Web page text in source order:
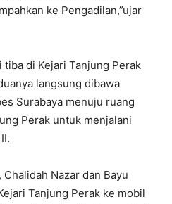
ke Pengadilan,”ujar
di Kejari Tanjung Perak
langsung dibawa
Surabaya menuju ruang
Perak untuk menjalani
Chalidah Nazar dan Bayu
Tanjung Perak ke mobil